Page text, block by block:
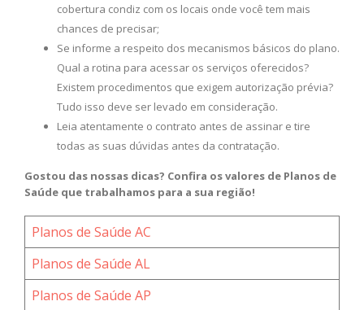
cobertura condiz com os locais onde você tem mais
chances de precisar;
Se informe a respeito dos mecanismos básicos do plano.
Qual a rotina para acessar os serviços oferecidos?
Existem procedimentos que exigem autorização prévia?
Tudo isso deve ser levado em consideração.
Leia atentamente o contrato antes de assinar e tire
todas as suas dúvidas antes da contratação.
Gostou das nossas dicas? Confira os valores de Planos de
Saúde que trabalhamos para a sua região!
Planos de Saúde AC
Planos de Saúde AL
Planos de Saúde AP